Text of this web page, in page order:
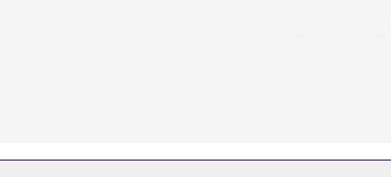
på rommet, og underholdningen er sikret